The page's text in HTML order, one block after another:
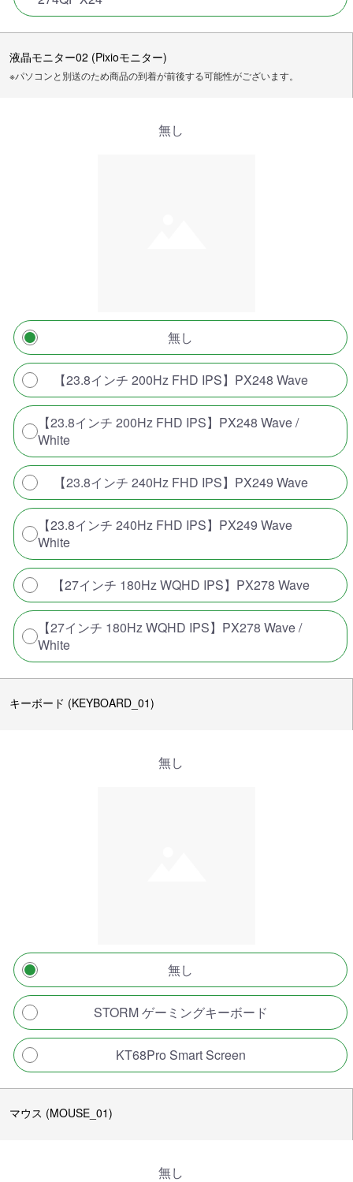
液晶モニター02 (Pixioモニター)
※パソコンと別送のため商品の到着が前後する可能性がございます。
無し
無し
【23.8インチ 200Hz FHD IPS】PX248 Wave
【23.8インチ 200Hz FHD IPS】PX248 Wave /
White
【23.8インチ 240Hz FHD IPS】PX249 Wave
【23.8インチ 240Hz FHD IPS】PX249 Wave
White
【27インチ 180Hz WQHD IPS】PX278 Wave
【27インチ 180Hz WQHD IPS】PX278 Wave /
White
キーボード (KEYBOARD_01)
無し
無し
STORM ゲーミングキーボード
KT68Pro Smart Screen
マウス (MOUSE_01)
無し